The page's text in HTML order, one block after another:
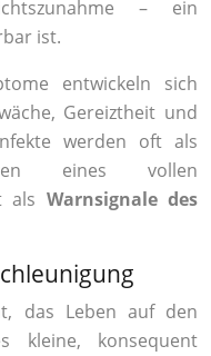
– ein
ist.
entwickeln sich
Gereiztheit und
werden oft als
eines vollen
als Warnsignale des
das Leben auf den
konsequent